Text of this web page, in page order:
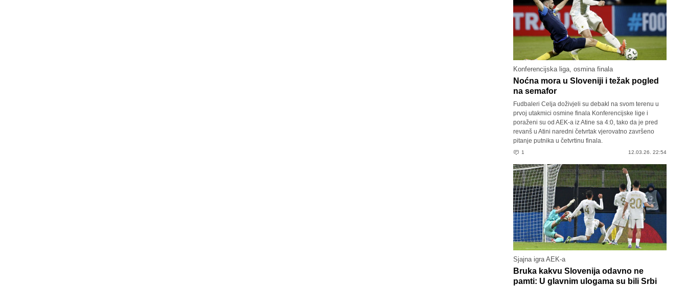
Konferencijska liga, osmina finala
Noćna mora u Sloveniji i težak pogled
na semafor
Fudbaleri Celja doživjeli su debakl na svom terenu u
prvoj utakmici osmine finala Konferencijske lige i
poraženi su od AEK-a iz Atine sa 4:0, tako da je pred
revanš u Atini naredni četvrtak vjerovatno završeno
pitanje putnika u četvrtinu finala.
1 12.03.26. 22:54
Sjajna igra AEK-a
Bruka kakvu Slovenija odavno ne
pamti: U glavnim ulogama su bili Srbi